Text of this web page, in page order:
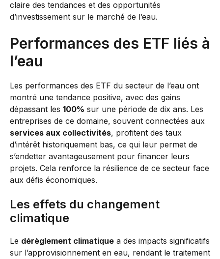
claire des tendances et des opportunités
d’investissement sur le marché de l’eau.
Performances des ETF liés à
l’eau
Les performances des ETF du secteur de l’eau ont
montré une tendance positive, avec des gains
dépassant les 100% sur une période de dix ans. Les
entreprises de ce domaine, souvent connectées aux
services aux collectivités, profitent des taux
d’intérêt historiquement bas, ce qui leur permet de
s’endetter avantageusement pour financer leurs
projets. Cela renforce la résilience de ce secteur face
aux défis économiques.
Les effets du changement
climatique
Le dérèglement climatique a des impacts significatifs
sur l’approvisionnement en eau, rendant le traitement